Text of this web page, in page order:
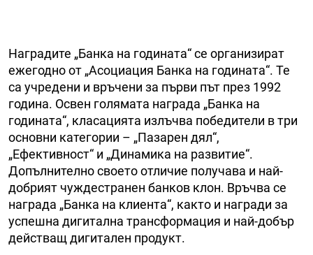
Наградите „Банка на годината“ се организират
ежегодно от „Асоциация Банка на годината“. Те
са учредени и връчени за първи път през 1992
година. Освен голямата награда „Банка на
годината“, класацията излъчва победители в три
основни категории – „Пазарен дял“,
„Ефективност“ и „Динамика на развитие“.
Допълнително своето отличие получава и най-
добрият чуждестранен банков клон. Връчва се
награда „Банка на клиента“, както и награди за
успешна дигитална трансформация и най-добър
действащ дигитален продукт.